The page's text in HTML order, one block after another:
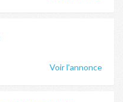
Voir l'annonce